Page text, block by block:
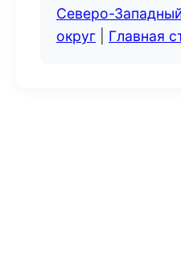
Северо-
округ
Главная